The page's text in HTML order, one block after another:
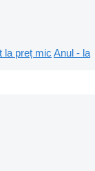
la preț mic Anul - la